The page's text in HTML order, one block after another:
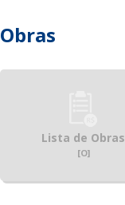
Obras
Lista de Obras
[O]